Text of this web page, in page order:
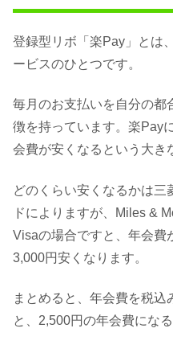
登録型リボ「楽Pay」とは
ービスのひとつです。
毎月のお支払いを自分の都
徴を持っています。楽Pay
会費が安くなるという大き
どのくらい安くなるかは
ドによりますが、Miles &
Visaの場合ですと、年会費
3,000円安くなります。
まとめると、年会費を税込
と、2,500円の年会費になる